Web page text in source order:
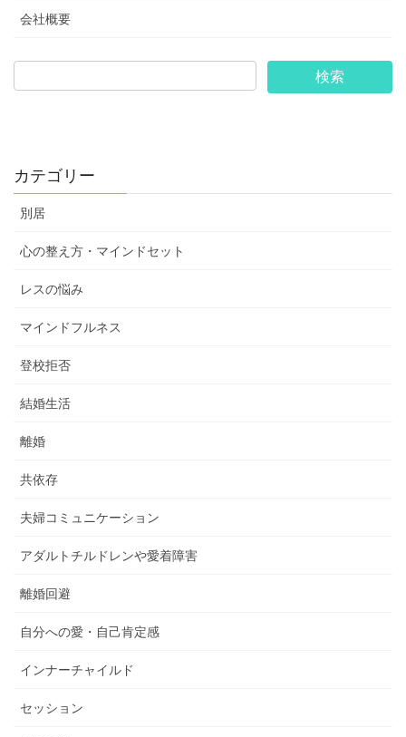
会社概要
カテゴリー
別居
心の整え方・マインドセット
レスの悩み
マインドフルネス
登校拒否
結婚生活
離婚
共依存
夫婦コミュニケーション
アダルトチルドレンや愛着障害
離婚回避
自分への愛・自己肯定感
インナーチャイルド
セッション